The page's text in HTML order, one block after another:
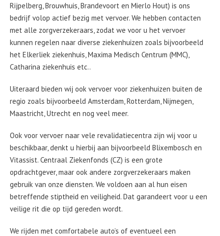
Rijpelberg, Brouwhuis, Brandevoort en Mierlo Hout) is ons
bedrijf volop actief bezig met vervoer. We hebben contacten
met alle zorgverzekeraars, zodat we voor u het vervoer
kunnen regelen naar diverse ziekenhuizen zoals bijvoorbeeld
het Elkerliek ziekenhuis, Maxima Medisch Centrum (MMC),
Catharina ziekenhuis etc..
Uiteraard bieden wij ook vervoer voor ziekenhuizen buiten de
regio zoals bijvoorbeeld Amsterdam, Rotterdam, Nijmegen,
Maastricht, Utrecht en nog veel meer.
Ook voor vervoer naar vele revalidatiecentra zijn wij voor u
beschikbaar, denkt u hierbij aan bijvoorbeeld Blixembosch en
Vitassist. Centraal Ziekenfonds (CZ) is een grote
opdrachtgever, maar ook andere zorgverzekeraars maken
gebruik van onze diensten. We voldoen aan al hun eisen
betreffende stiptheid en veiligheid. Dat garandeert voor u een
veilige rit die op tijd gereden wordt.
We rijden met comfortabele auto’s of eventueel een